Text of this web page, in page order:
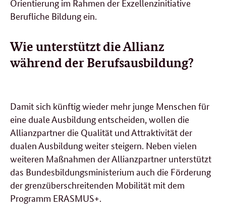
Orientierung im Rahmen der Exzellenzinitiative
Berufliche Bildung ein.
Wie unterstützt die Allianz
während der Berufsausbildung?
Damit sich künftig wieder mehr junge Menschen für
eine duale Ausbildung entscheiden, wollen die
Allianzpartner die Qualität und Attraktivität der
dualen Ausbildung weiter steigern. Neben vielen
weiteren Maßnahmen der Allianzpartner unterstützt
das Bundesbildungsministerium auch die Förderung
der grenzüberschreitenden Mobilität mit dem
Programm ERASMUS+.